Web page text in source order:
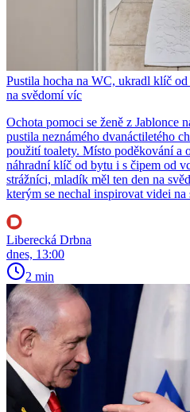
Pustila hocha na WC, ukradl klíč
na svědomí víc
Ochota pomoci se ženě z Jablonce
pustila neznámého dvanáctiletého
použití toalety. Místo poděkování a
náhradní klíč od bytu i s čipem od
strážníci, mladík měl ten den na
kterým se nechal inspirovat videi
Liberecká Drbna
dnes, 13:00
2 min